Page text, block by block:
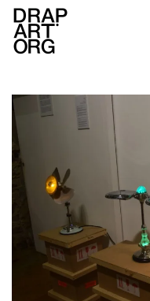
Skip to main content